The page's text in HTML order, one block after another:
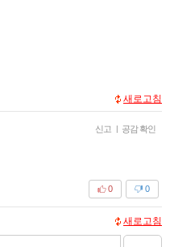
새로고침
신고 | 공감 확인
0
0
새로고침